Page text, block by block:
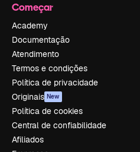
Começar
Academy
Documentação
Atendimento
Termos e condições
Política de privacidade
Originais New
Política de cookies
Central de confiabilidade
Afiliados